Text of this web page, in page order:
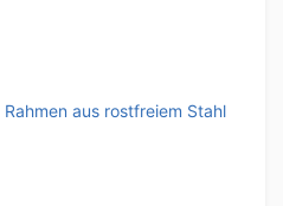
Rahmen aus rostfreiem Stahl